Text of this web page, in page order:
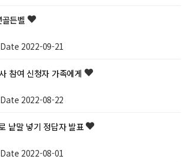
든벨
Date 2022-09-21
참여 신청자 가족에게
Date 2022-08-22
낱말 넣기 정답자 발표
Date 2022-08-01